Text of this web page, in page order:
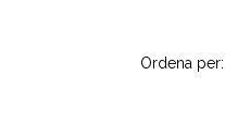
Ordena per: